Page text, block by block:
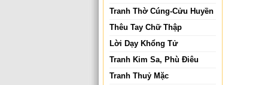
Tranh Thờ Cúng-Cửu Huyền
Thêu Tay Chữ Thập
Lời Dạy Khổng Tử
Tranh Kim Sa, Phù Điêu
Tranh Thuỷ Mặc